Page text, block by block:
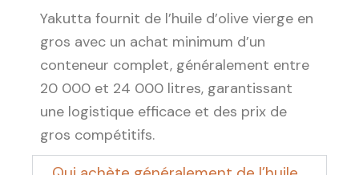
Yakutta fournit de l’huile d’olive vierge en
gros avec un achat minimum d’un
conteneur complet, généralement entre
20 000 et 24 000 litres, garantissant
une logistique efficace et des prix de
gros compétitifs.